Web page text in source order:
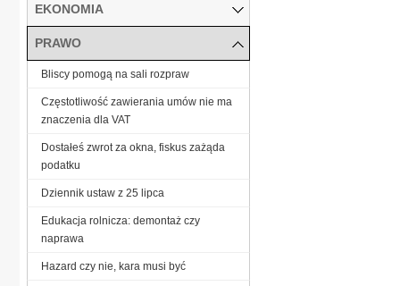
EKONOMIA
PRAWO
Bliscy pomogą na sali rozpraw
Częstotliwość zawierania umów nie ma
znaczenia dla VAT
Dostałeś zwrot za okna, fiskus zażąda
podatku
Dziennik ustaw z 25 lipca
Edukacja rolnicza: demontaż czy
naprawa
Hazard czy nie, kara musi być